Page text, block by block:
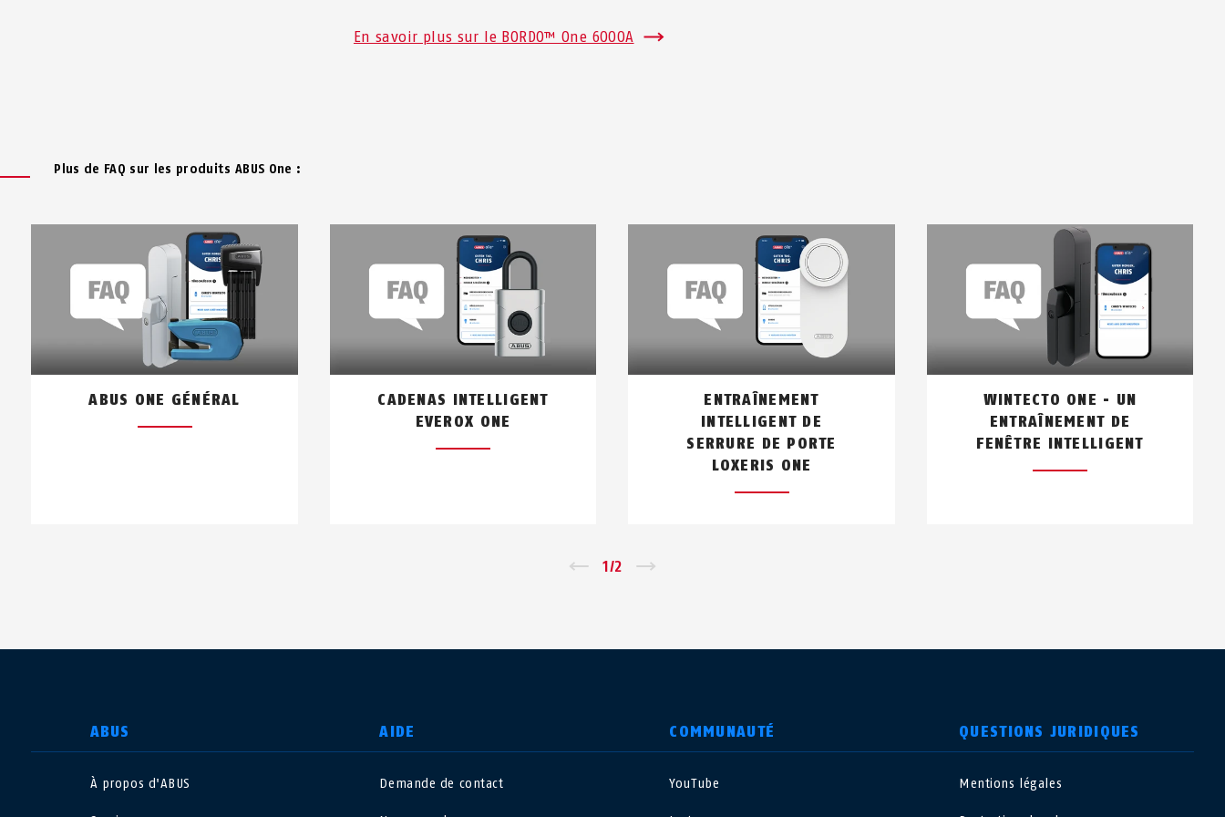
En savoir plus sur le BORDO™ One 6000A
Plus de FAQ sur les produits ABUS One :
ABUS ONE GÉNÉRAL
CADENAS INTELLIGENT
EVEROX ONE
ENTRAÎNEMENT
INTELLIGENT DE
SERRURE DE PORTE
LOXERIS ONE
WINTECTO ONE - UN
ENTRAÎNEMENT DE
FENÊTRE INTELLIGENT
1/2
ABUS
À propos d'ABUS
AIDE
Demande de contact
COMMUNAUTÉ
YouTube
QUESTIONS JURIDIQUES
Mentions légales
CHOISIR UN PAYS